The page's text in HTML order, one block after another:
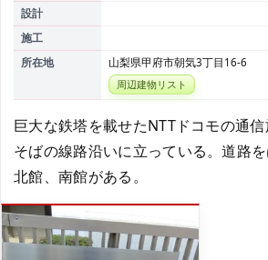
設計
施工
所在地
山梨県甲府市朝気3丁目16-6
周辺建物リスト
巨大な鉄塔を載せたNTTドコモの通信
そばの線路沿いに立っている。道路
北館、南館がある。